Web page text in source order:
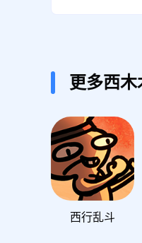
更多西
西行乱斗